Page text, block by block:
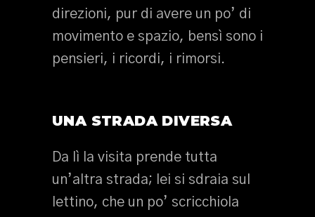
direzioni, pur di avere un po’ di
movimento e spazio, bensì sono i
pensieri, i ricordi, i rimorsi.
UNA STRADA DIVERSA
Da lì la visita prende tutta
un’altra strada; lei si sdraia sul
lettino, che un po’ scricchiola